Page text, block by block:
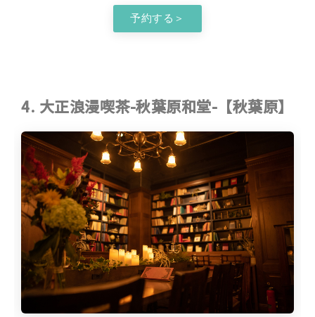
予約する＞
4. 大正浪漫喫茶-秋葉原和堂-【秋葉原】